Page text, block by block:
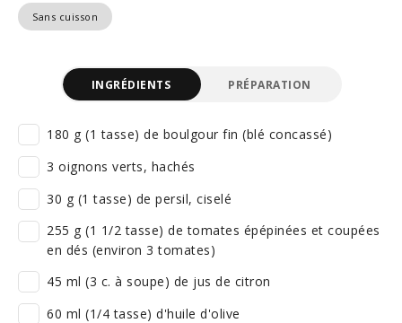
Sans cuisson
INGRÉDIENTS PRÉPARATION
180 g (1 tasse) de boulgour fin (blé concassé)
3 oignons verts, hachés
30 g (1 tasse) de persil, ciselé
255 g (1 1/2 tasse) de tomates épépinées et coupées
en dés (environ 3 tomates)
45 ml (3 c. à soupe) de jus de citron
60 ml (1/4 tasse) d'huile d'olive